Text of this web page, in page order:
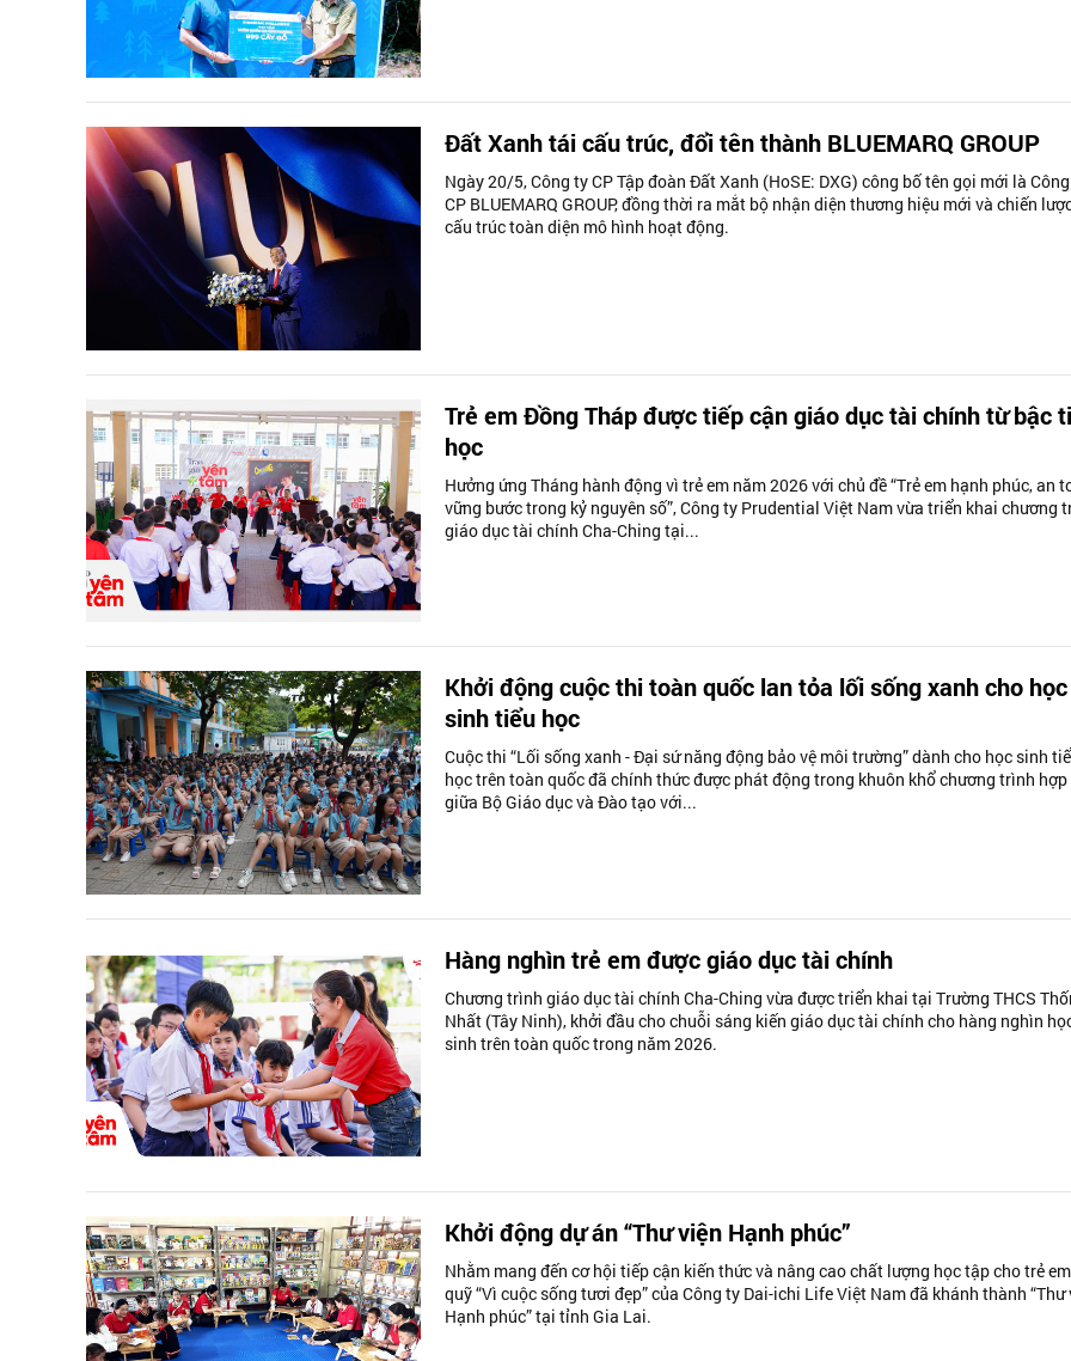
Đất Xanh tái cấu trúc, đổi tên thành BLUEMARQ GROUP
Ngày 20/5, Công ty CP Tập đoàn Đất Xanh (HoSE: DXG) công bố tên gọi mới là
CP BLUEMARQ GROUP, đồng thời ra mắt bộ nhận diện thương hiệu mới và chiến
cấu trúc toàn diện mô hình hoạt động.
Trẻ em Đồng Tháp được tiếp cận giáo dục tài chính từ bậc
học
Hưởng ứng Tháng hành động vì trẻ em năm 2026 với chủ đề “Trẻ em hạnh phúc, an
vững bước trong kỷ nguyên số”, Công ty Prudential Việt Nam vừa triển khai chương
giáo dục tài chính Cha-Ching tại...
Khởi động cuộc thi toàn quốc lan tỏa lối sống xanh cho học
sinh tiểu học
Cuộc thi “Lối sống xanh - Đại sứ năng động bảo vệ môi trường” dành cho học sinh
học trên toàn quốc đã chính thức được phát động trong khuôn khổ chương trình
giữa Bộ Giáo dục và Đào tạo với...
Hàng nghìn trẻ em được giáo dục tài chính
Chương trình giáo dục tài chính Cha-Ching vừa được triển khai tại Trường THCS
Nhất (Tây Ninh), khởi đầu cho chuỗi sáng kiến giáo dục tài chính cho hàng nghìn
sinh trên toàn quốc trong năm 2026.
Khởi động dự án “Thư viện Hạnh phúc”
Nhằm mang đến cơ hội tiếp cận kiến thức và nâng cao chất lượng học tập cho trẻ
quỹ “Vì cuộc sống tươi đẹp” của Công ty Dai-ichi Life Việt Nam đã khánh thành “Thư
Hạnh phúc” tại tỉnh Gia Lai.